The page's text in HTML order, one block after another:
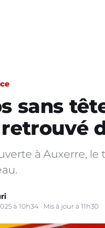
sans
à Auxerre,
à 10h34 · Mis à jour à 11h30